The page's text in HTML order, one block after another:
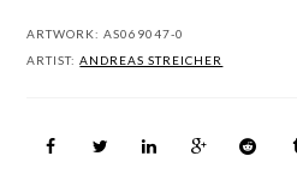
ARTWORK:AS069047-0
ARTIST:ANDREAS STREICHER